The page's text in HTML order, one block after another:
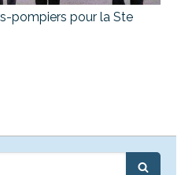
pompiers pour la Ste